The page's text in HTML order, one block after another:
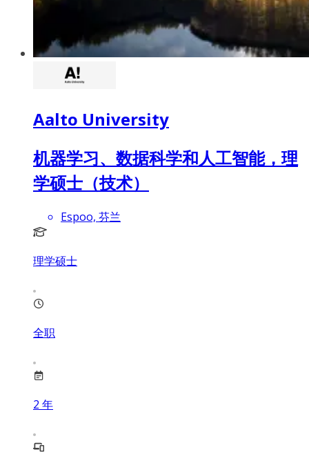
Aalto University
机器学习、数据科学和人工智能，理
学硕士（技术）
Espoo, 芬兰
理学硕士
全职
2 年